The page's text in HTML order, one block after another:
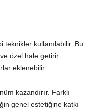
teknikler kullanılabilir. Bu
özel hale getirir.
eklenebilir.
kazandırır. Farklı
genel estetiğine katkı